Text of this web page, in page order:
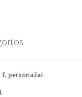
personažai